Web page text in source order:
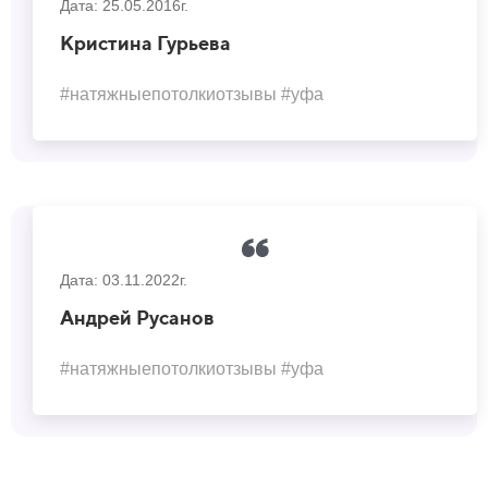
Дата: 25.05.2016г.
Кристина Гурьева
#натяжныепотолкиотзывы #уфа
Дата: 03.11.2022г.
Андрей Русанов
#натяжныепотолкиотзывы #уфа